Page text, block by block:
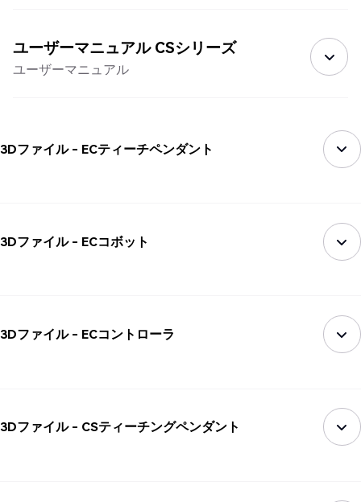
ユーザーマニュアル CSシリーズ
ユーザーマニュアル
3Dファイル - ECティーチペンダント
3Dファイル - ECコボット
3Dファイル - ECコントローラ
3Dファイル - CSティーチングペンダント